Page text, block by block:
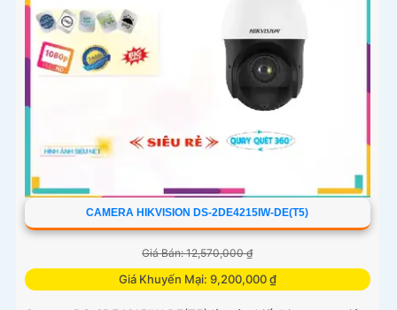
CAMERA HIKVISION DS-2DE4215IW-DE(T5)
Giá Bán: 12,570,000 ₫
Giá Khuyến Mại: 9,200,000 ₫